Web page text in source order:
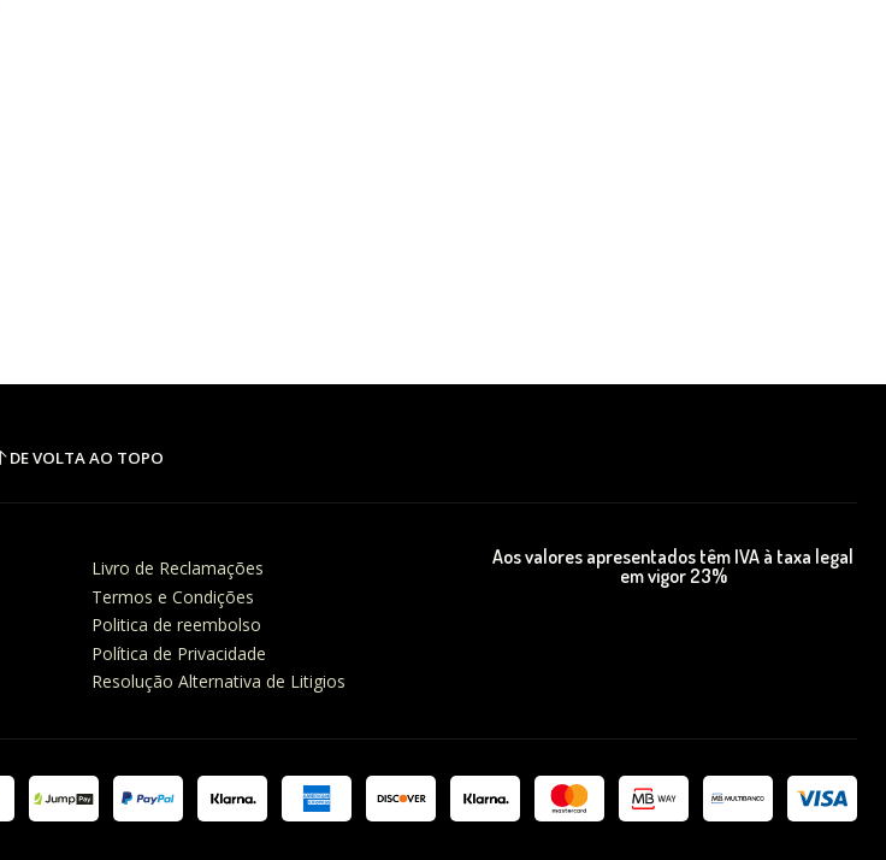
DE VOLTA AO TOPO
Livro de Reclamações
Termos e Condições
Politica de reembolso
Política de Privacidade
Resolução Alternativa de Litigios
Aos valores apresentados têm IVA à taxa legal
em vigor 23%